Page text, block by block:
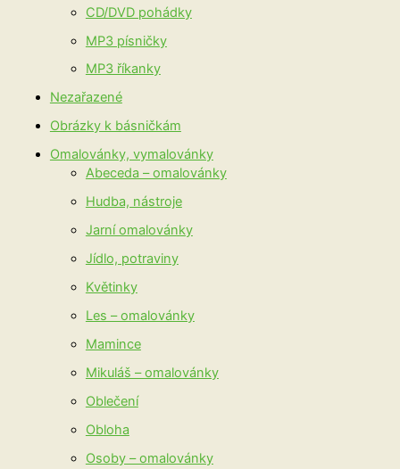
CD/DVD pohádky
MP3 písničky
MP3 říkanky
Nezařazené
Obrázky k básničkám
Omalovánky, vymalovánky
Abeceda – omalovánky
Hudba, nástroje
Jarní omalovánky
Jídlo, potraviny
Květinky
Les – omalovánky
Mamince
Mikuláš – omalovánky
Oblečení
Obloha
Osoby – omalovánky